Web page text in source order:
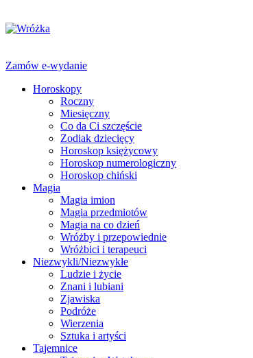
Zamów e-wydanie
Horoskopy
Roczny
Miesięczny
Co da Ci szczęście
Zodiak dziecięcy
Horoskop księżycowy
Horoskop numerologiczny
Horoskop chiński
Magia
Magia imion
Magia przedmiotów
Magia na co dzień
Wróżby i przepowiednie
Wróżbici i terapeuci
Niezwykli/Niezwykłe
Ludzie i życie
Znani i lubiani
Zjawiska
Podróże
Wierzenia
Sztuka i artyści
Tajemnice